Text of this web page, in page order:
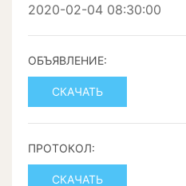
2020-02-04 08:30:00
ОБЪЯВЛЕНИЕ:
СКАЧАТЬ
ПРОТОКОЛ:
СКАЧАТЬ